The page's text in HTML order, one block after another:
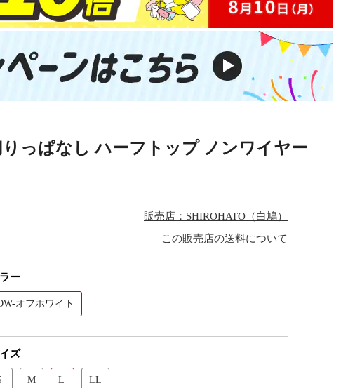
っぱなし ハーフトップ ノンワイヤー
販売店：SHIROHATO（白鳩）
この販売店の送料について
ー
オフホワイト
ズ
M L LL